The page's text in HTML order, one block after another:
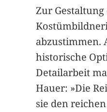
Zur
abzustimmen.
historische
Detailarbeit
Hauer: »Die
sie den